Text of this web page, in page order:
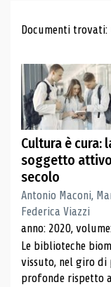
Risultati
Documenti trovati:
Cultura è cura:
soggetto attivo
secolo
Antonio Maconi,
Federica Viazzi
anno: 2020,
Le biblioteche
vissuto, nel giro di
profonde rispetto